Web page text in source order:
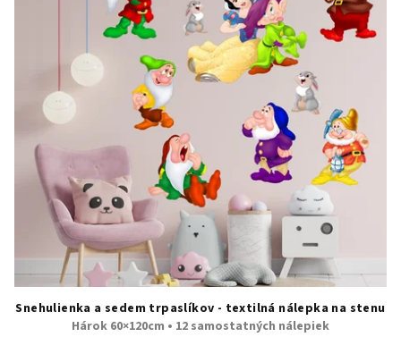
Snehulienka a sedem trpaslíkov - textilná nálepka na stenu
Hárok 60×120cm • 12 samostatných nálepiek